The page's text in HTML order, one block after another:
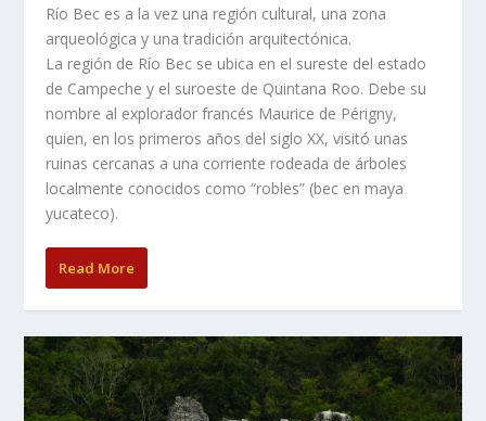
Río Bec es a la vez una región cultural, una zona
arqueológica y una tradición arquitectónica.
La región de Río Bec se ubica en el sureste del estado
de Campeche y el suroeste de Quintana Roo. Debe su
nombre al explorador francés Maurice de Périgny,
quien, en los primeros años del siglo XX, visitó unas
ruinas cercanas a una corriente rodeada de árboles
localmente conocidos como “robles” (bec en maya
yucateco).
Read More